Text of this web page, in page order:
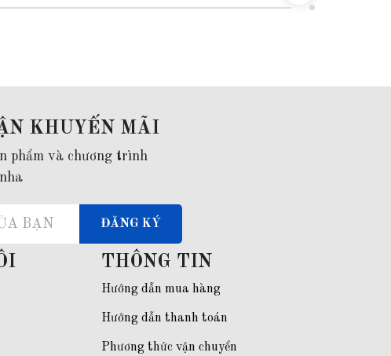
KHUYẾN MÃI
phẩm và chương trình
ĐĂNG KÝ
THÔNG TIN
Hướng dẫn mua hàng
Hướng dẫn thanh toán
Phương thức vận chuyển